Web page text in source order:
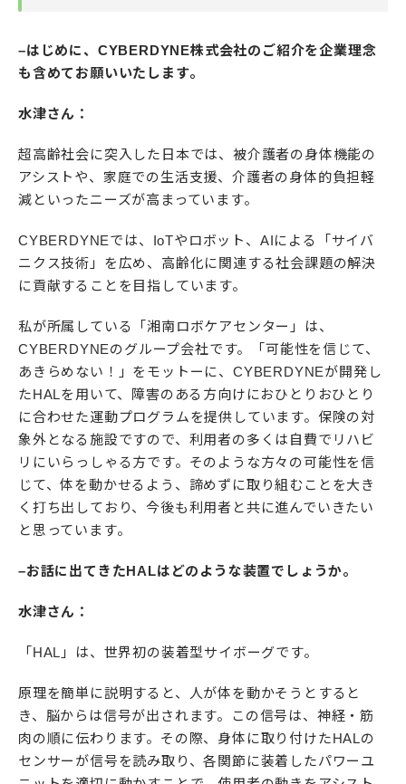
–はじめに、CYBERDYNE株式会社のご紹介を企業理念
も含めてお願いいたします。
水津さん：
超高齢社会に突入した日本では、被介護者の身体機能の
アシストや、家庭での生活支援、介護者の身体的負担軽
減といったニーズが高まっています。
CYBERDYNEでは、IoTやロボット、AIによる「サイバ
ニクス技術」を広め、高齢化に関連する社会課題の解決
に貢献することを目指しています。
私が所属している「湘南ロボケアセンター」は、
CYBERDYNEのグループ会社です。「可能性を信じて、
あきらめない！」をモットーに、CYBERDYNEが開発し
たHALを用いて、障害のある方向けにおひとりおひとり
に合わせた運動プログラムを提供しています。保険の対
象外となる施設ですので、利用者の多くは自費でリハビ
リにいらっしゃる方です。そのような方々の可能性を信
じて、体を動かせるよう、諦めずに取り組むことを大き
く打ち出しており、今後も利用者と共に進んでいきたい
と思っています。
–お話に出てきたHALはどのような装置でしょうか。
水津さん：
「HAL」は、世界初の装着型サイボーグです。
原理を簡単に説明すると、人が体を動かそうとすると
き、脳からは信号が出されます。この信号は、神経・筋
肉の順に伝わります。その際、身体に取り付けたHALの
センサーが信号を読み取り、各関節に装着したパワーユ